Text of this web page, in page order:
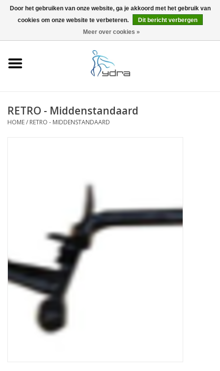
0 Artikelen - €0,00
RETRO - Middenstandaard
HOME/ RETRO - MIDDENSTANDAARD
Door het gebruiken van onze website, ga je akkoord met het gebruik van
cookies om onze website te verbeteren.
Dit bericht verbergen
Meer over cookies »